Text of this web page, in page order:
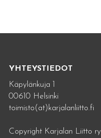
YHTEYSTIEDOT
Käpylänkuja 1
00610 Helsinki
toimisto(at)karjalanliitto.fi
Copyright Karjalan Liitto ry